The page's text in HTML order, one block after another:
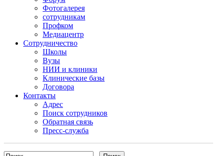
Фотогалерея
сотрудникам
Профком
Медиацентр
Сотрудничество
Школы
Вузы
НИИ и клиники
Клинические базы
Договора
Контакты
Адрес
Поиск сотрудников
Обратная связь
Пресс-служба